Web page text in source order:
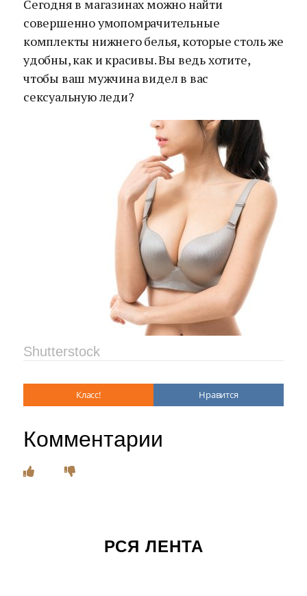
Сегодня в магазинах можно найти
совершенно умопомрачительные
комплекты нижнего белья, которые столь же
удобны, как и красивы. Вы ведь хотите,
чтобы ваш мужчина видел в вас
сексуальную леди?
Shutterstock
Класс! Нравится
Комментарии
РСЯ ЛЕНТА